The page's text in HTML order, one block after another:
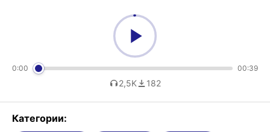
0:00 00:39
2,5K 182
Категории: